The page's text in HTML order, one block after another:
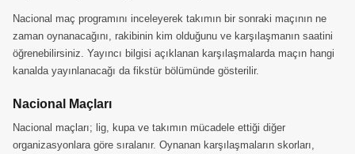
Nacional maç programını inceleyerek takımın bir sonraki maçının ne
zaman oynanacağını, rakibinin kim olduğunu ve karşılaşmanın saatini
öğrenebilirsiniz. Yayıncı bilgisi açıklanan karşılaşmalarda maçın hangi
kanalda yayınlanacağı da fikstür bölümünde gösterilir.
Nacional Maçları
Nacional maçları; lig, kupa ve takımın mücadele ettiği diğer
organizasyonlara göre sıralanır. Oynanan karşılaşmaların skorları,